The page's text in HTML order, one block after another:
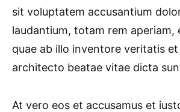
sit voluptatem accusantium
laudantium, totam rem aperiam,
quae ab illo inventore veritatis et
architecto beatae vitae dicta
At vero eos et accusamus et